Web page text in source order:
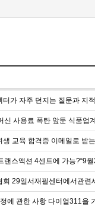
터가 자주 던지는 질문과 지
신 사용료 폭탄 앞둔 식품업
생 교육 합격증 이메일로 받
랜스액션 4센트에 가능?“9
회 29일서재필센터에서관련
에 관한 사항 다이얼311을